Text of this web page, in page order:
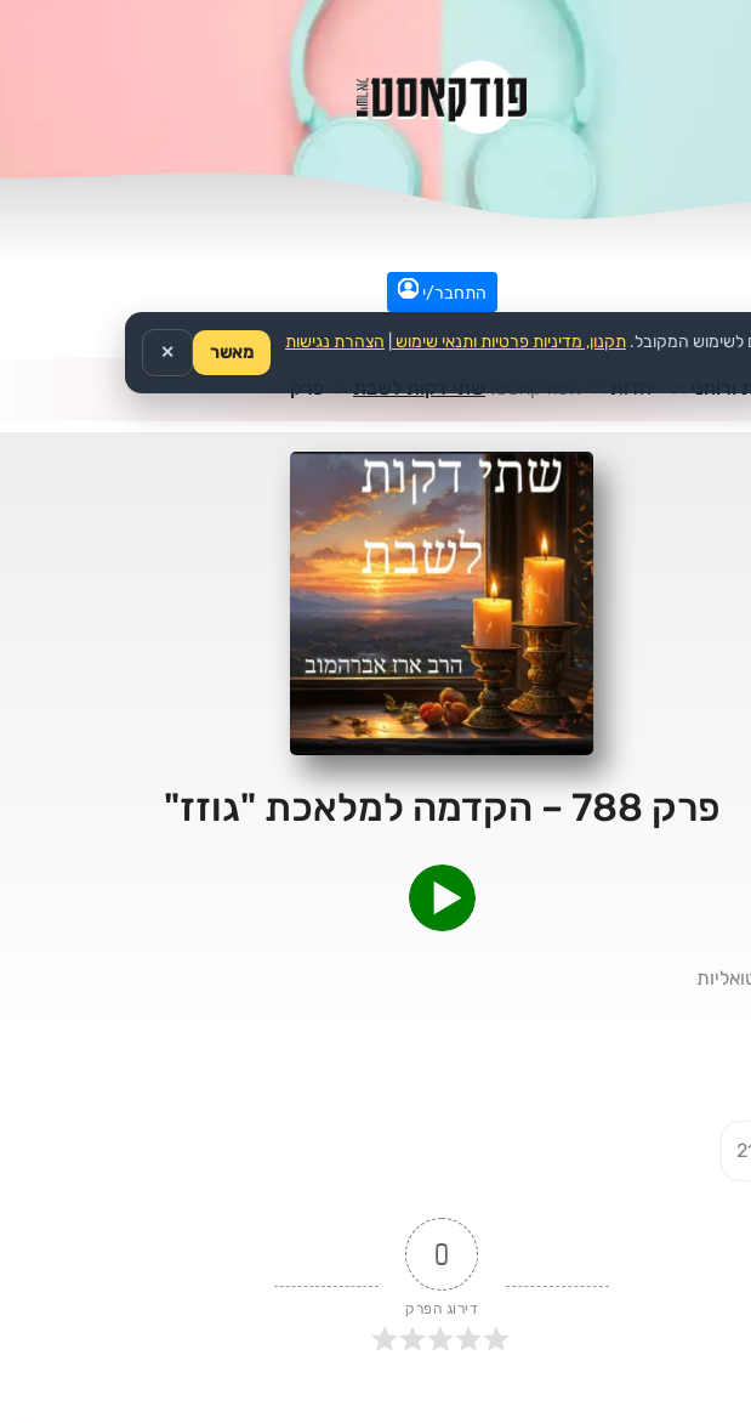
התחבר/י
ורוחני >> יהדות >>הפודקאסט: שתי דקות לשבת >>פרק
פרק 788 – הקדמה למלאכת "גוזז"
0
דירוג הפרק
לשימוש המקובל. תקנון, מדיניות פרטיות ותנאי שימוש הצהרת נגישות
מאשר ✕